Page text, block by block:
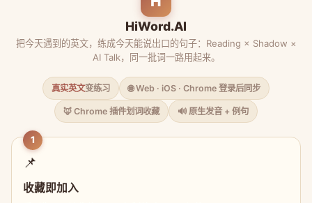
HiWord.AI
把今天遇到的英文，练成今天能说出口的句子：Reading × Shadow ×
AI Talk，同一批词一路用起来。
真实英文变练习 🌐 Web · iOS · Chrome 登录后同步
🦊 Chrome 插件划词收藏 🔊 原生发音 + 例句
1
📌
收藏即加入